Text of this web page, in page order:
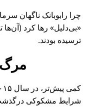
چرا رابوبانک ناگهان سرمایه‌گذاری
بی‌دلیل
رها کرد (آن‌ها
ترسیده بودند.
شرایط مشکوکی